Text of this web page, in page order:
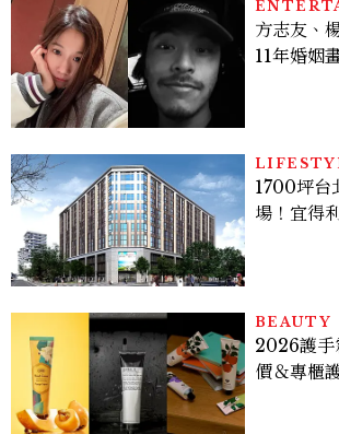
方志友、
11年婚姻
1700坪台
場！宜得
BEAUTY
2026護手
價＆專櫃